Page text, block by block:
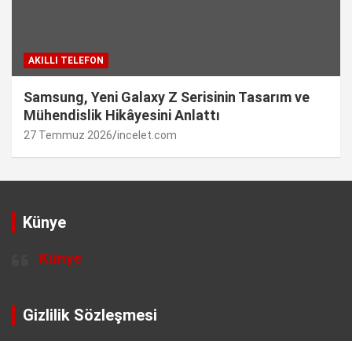
AKILLI TELEFON
Samsung, Yeni Galaxy Z Serisinin Tasarım ve
Mühendislik Hikâyesini Anlattı
27 Temmuz 2026 incelet.com
Künye
Künye
Gizlilik Sözleşmesi